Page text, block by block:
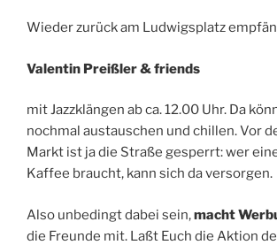
Wieder zurück am Ludwigsplatz
Valentin Preißler & friends
mit Jazzklängen ab ca. 12.00 Uhr. Da
nochmal austauschen und chillen. Vor
Markt ist ja die Straße gesperrt: wer
Kaffee braucht, kann sich da versorgen.
Also unbedingt dabei sein,macht
die Freunde mit. Laßt Euch die Aktion